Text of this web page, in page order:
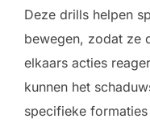
Deze drills helpen
bewegen, zodat ze
elkaars acties
kunnen het
specifieke